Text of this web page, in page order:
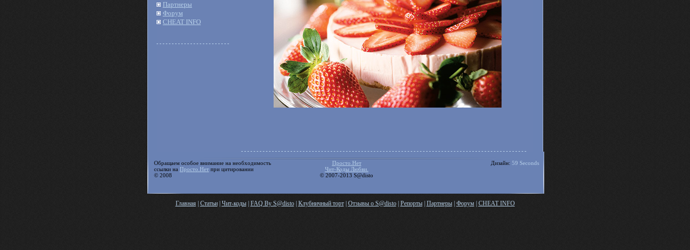
Партнеры
Форум
CHEAT INFO
Обращаем особое внимание на необходимость
ссылки на Просто.Нет при цитировании
© 2008
Просто.Нет
Чит-Коды Любви.
© 2007-2013 S@disto
Дизайн: 59 Seconds
Главная| Статьи| Чит-коды| FAQ By S@disto| Клубничный торт| Отзывы о S@disto| Репорты| Партнеры| Форум| CHEAT INFO